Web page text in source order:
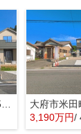
大府市米田町４丁目55『仲介料無料』新築戸建て
3,190万円/